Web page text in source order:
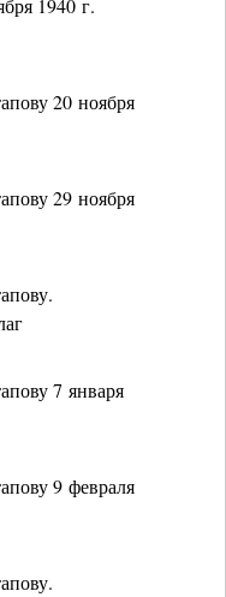
1940 г.
20 ноября
29 ноября
7 января
9 февраля